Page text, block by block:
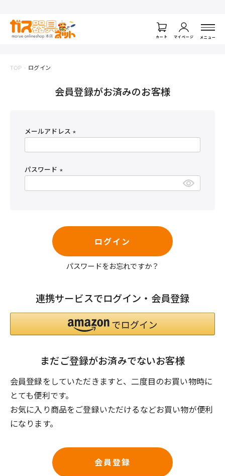
カート マイページ メニュー
TOP ログイン
会員登録がお済みのお客様
メールアドレス
パスワード
ログイン
パスワードをお忘れですか？
連携サービスでログイン・会員登録
まだご登録がお済みでないお客様
会員登録をしていただきますと、二度目のお買い物時に
とても便利です。
お気に入り商品をご登録いただけるなどお買い物が便利
になります。
会員登録